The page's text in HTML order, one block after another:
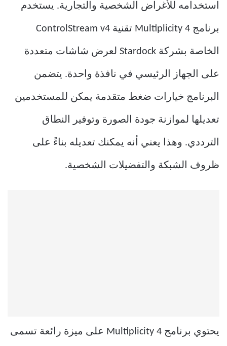
استخدامه للأغراض الشخصية والتجارية. يستخدم
برنامج Multiplicity 4 تقنية ControlStream v4
الخاصة بشركة Stardock لعرض شاشات متعددة
على الجهاز الرئيسي في نافذة واحدة. يتضمن
البرنامج خيارات ضغط متقدمة يمكن للمستخدمين
تعديلها لموازنة جودة الصورة وتوفير النطاق
الترددي. وهذا يعني أنه يمكنك تعديله بناءً على
ظروف الشبكة والتفضيلات الشخصية.
يحتوي برنامج Multiplicity 4 على ميزة رائعة تسمى